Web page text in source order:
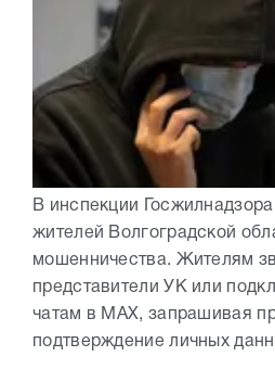
В инспекции
жителей Волгоградской
мошенничества. Жителям
представители УК или
чатам в МАХ, запрашивая
подтверждение личных